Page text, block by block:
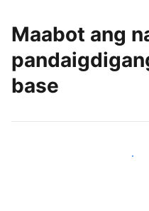
Maabot ang
base
Makaabot ng mga